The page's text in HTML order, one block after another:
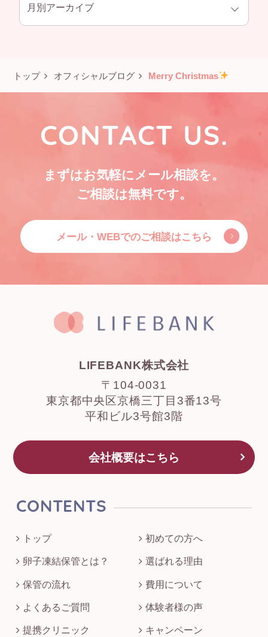
トップ オフィシャルブログ Merry Christmas
CONTACT US.
まずはお気軽にメール相談を。
ご相談は無料です。
メール・WEBでのご相談はこちら
LIFEBANK株式会社
〒104-0031
東京都中央区京橋三丁目3番13号
平和ビル3号館3階
会社概要はこちら
CONTENTS
トップ 初めての方へ
卵子凍結保管とは？ 選ばれる理由
保管の流れ 費用について
よくあるご質問 体験者様の声
提携クリニック キャンペーン